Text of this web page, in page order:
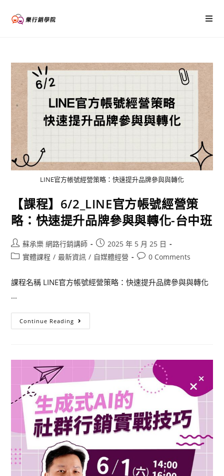
LINE官方帳號經營策略：快速提升品牌參與與轉化
【課程】6/2_LINE官方帳號經營策
略：快速提升品牌參與與轉化-台中班
蘇承樂 網路行銷講師
2025 年 5 月 25 日
實體課程 / 最新資訊 / 自媒體經營 0 Comments
課程名稱 LINE官方帳號經營策略：快速提升品牌參與與轉化
...
Continue Reading